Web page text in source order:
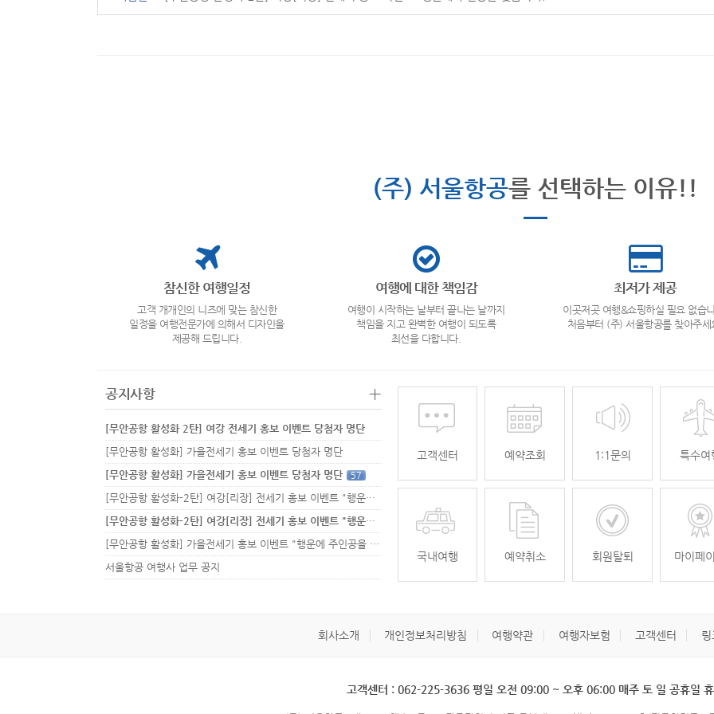
(주) 서울항공를 선택하는 이유!!
참신한 여행일정
고객 개개인의 니즈에 맞는 참신한
일정을 여행전문가에 의해서 디자인을
제공해 드립니다.
여행에 대한 책임감
여행이 시작하는 날부터 끝나는 날까지
책임을 지고 완벽한 여행이 되도록
최선을 다합니다.
최저가 제공
이곳저곳 여행&쇼핑하실 필요 없습
처음부터 (주) 서울항공를 찾아주세
공지사항 +
[무안공항 활성화 2탄] 여강 전세기 홍보 이벤트 당첨자 명단
[무안공항 활성화] 가을전세기 홍보 이벤트 당첨자 명단
[무안공항 활성화] 가을전세기 홍보 이벤트 당첨자 명단
57
[무안공항 활성화-2탄] 여강[리장] 전세기 홍보 이벤트 "행운에 주인공…
[무안공항 활성화-2탄] 여강[리장] 전세기 홍보 이벤트 "행운에 주인공…
[무안공항 활성화] 가을전세기 홍보 이벤트 "행운에 주인공을 찾습니다."
서울항공 여행사 업무 공지
고객센터 예약조회 1:1문의 특수여
국내여행 예약취소 회원탈퇴 마이페
회사소개 개인정보처리방침 여행약관 여행자보험 고객센터
고객센터 : 062-225-3636 평일 오전 09:00 ~ 오후 06:00 매주 토 일 공휴일